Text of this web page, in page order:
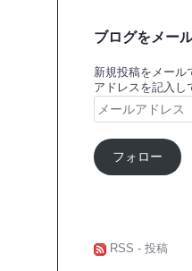
ブログをメー
新規投稿をメール
アドレスを記入し
メ
ー
ア
ド
レ
フォロー
RSS - 投稿